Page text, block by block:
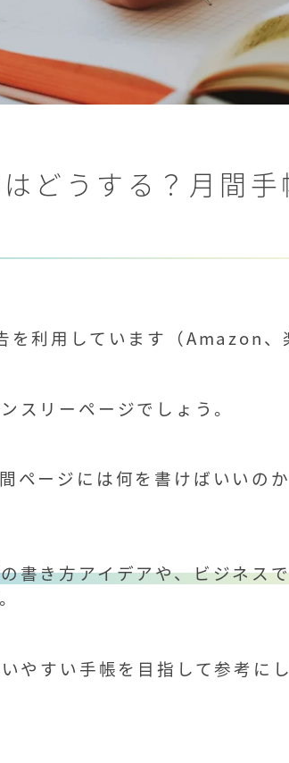
どうする？月間手
利用しています（Amazon、
スリーページでしょう。
ページには何を書けばいいの
書き方アイデアや、ビジネス
やすい手帳を目指して参考に